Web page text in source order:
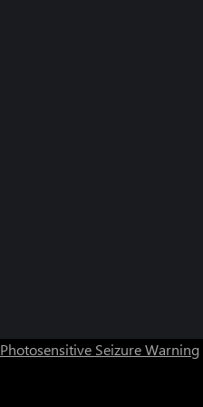
Photosensitive Seizure Warning